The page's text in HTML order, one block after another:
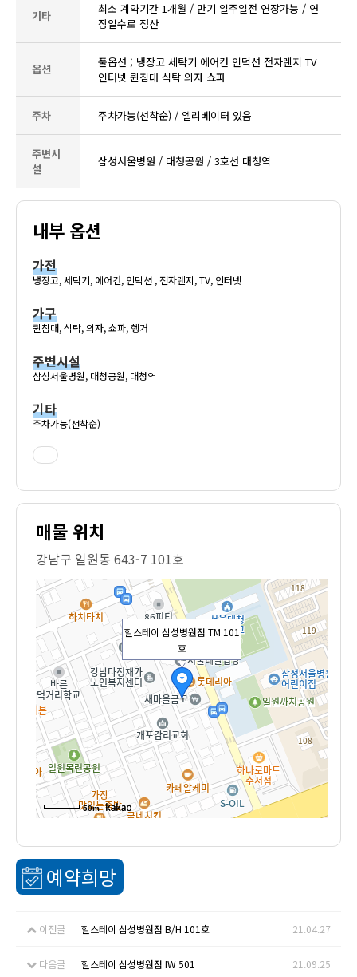
기타
최소 계약기간 1개월 / 만기 일주일전 연장가능 / 연
장일수로 정산
옵션
풀옵션 ; 냉장고 세탁기 에어컨 인덕션 전자렌지 TV
인터넷 퀸침대 식탁 의자 쇼파
주차 주차가능(선착순) / 엘리베이터 있음
주변시
설
삼성서울병원 / 대청공원 / 3호선 대청역
내부 옵션
가전
냉장고, 세탁기, 에어컨, 인덕션 , 전자렌지, TV, 인터넷
가구
퀸침대, 식탁, 의자, 쇼파, 헹거
주변시설
삼성서울병원, 대청공원, 대청역
기타
주차가능(선착순)
매물 위치
강남구 일원동 643-7 101호
힐스테이 삼성병원점 TM 101
호
50m
예약희망
이전글 힐스테이 삼성병원점 B/H 101호 21.04.27
다음글 힐스테이 삼성병원점 IW 501 21.09.25